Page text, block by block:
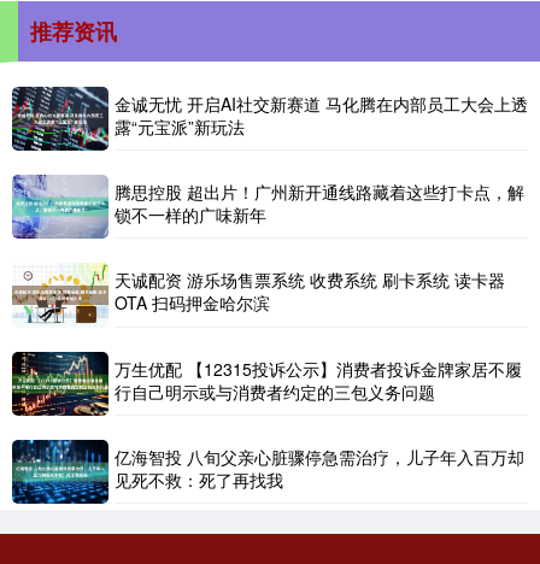
推荐资讯
金诚无忧 开启AI社交新赛道 马化腾在内部员工大会上透
露“元宝派”新玩法
腾思控股 超出片！广州新开通线路藏着这些打卡点，解
锁不一样的广味新年
天诚配资 游乐场售票系统 收费系统 刷卡系统 读卡器
OTA 扫码押金哈尔滨
万生优配 【12315投诉公示】消费者投诉金牌家居不履
行自己明示或与消费者约定的三包义务问题
亿海智投 八旬父亲心脏骤停急需治疗，儿子年入百万却
见死不救：死了再找我